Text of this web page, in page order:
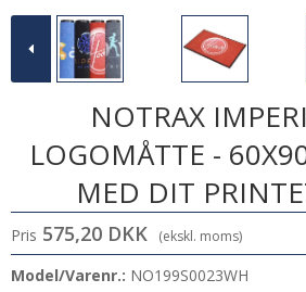
NOTRAX
LOGOMÅTTE -
MED DIT
Pris 575,20 DKK (ekskl. moms)
Model/Varenr.: NO199S0023WH